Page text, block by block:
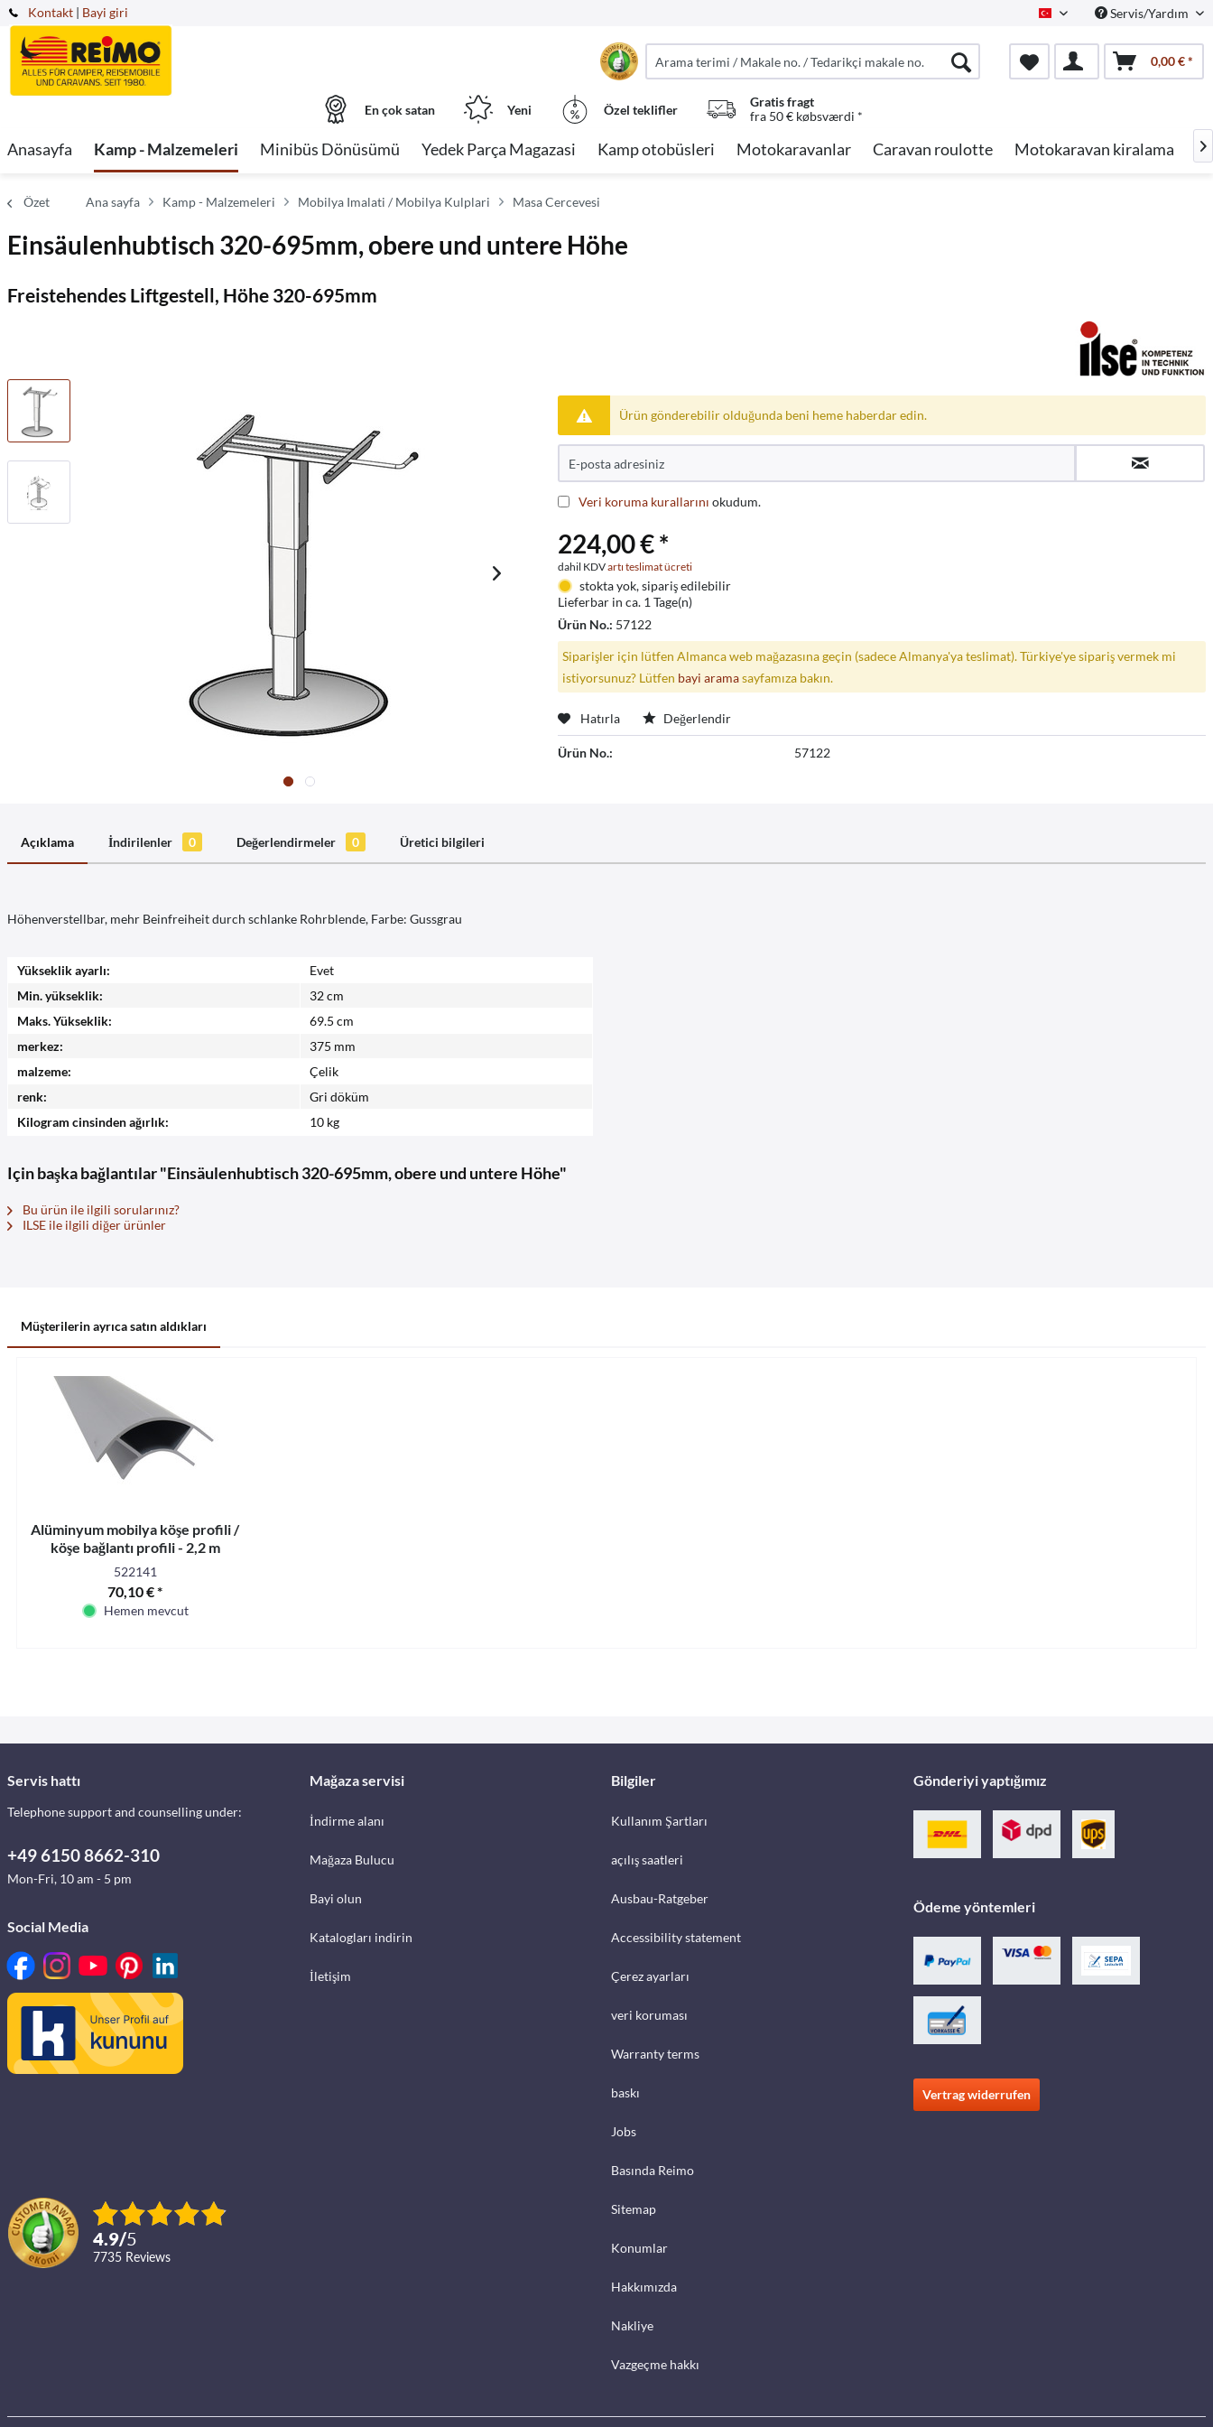
Kontakt Turkish Servis/Yardım
| Bayi giri
0,00 € *
En çok satan Yeni Özel teklifler
Gratis fragt
fra 50 € købsværdi *
Anasayfa Kamp - Malzemeleri Minibüs Dönüsümü Yedek Parça Magazasi Kamp otobüsleri Motokaravanlar Caravan roulotte Motokaravan kiralama 
Özet Ana sayfa Kamp - Malzemeleri Mobilya Imalati / Mobilya Kulplari Masa Cercevesi
Einsäulenhubtisch 320-695mm, obere und untere Höhe
Freistehendes Liftgestell, Höhe 320-695mm
Ürün gönderebilir olduğunda beni heme haberdar edin.
Veri koruma kurallarını okudum.
224,00 € *
dahil KDVartı teslimat ücreti
stokta yok, sipariş edilebilir
Lieferbar in ca. 1 Tage(n)
Ürün No.: 57122
Siparişler için lütfen Almanca web mağazasına geçin (sadece Almanya'ya teslimat). Türkiye'ye sipariş vermek mi
istiyorsunuz? Lütfen bayi aramasayfamıza bakın.
Hatırla Değerlendir
Ürün No.: 57122
Açıklama İndirilenler 0 Değerlendirmeler 0 Üretici bilgileri
Höhenverstellbar, mehr Beinfreiheit durch schlanke Rohrblende, Farbe: Gussgrau
Yükseklik ayarlı:
Evet
Min. yükseklik:
32 cm
Maks. Yükseklik:
69.5 cm
merkez:
375 mm
malzeme:
Çelik
renk:
Gri döküm
Kilogram cinsinden ağırlık:
10 kg
Için başka bağlantılar "Einsäulenhubtisch 320-695mm, obere und untere Höhe"
Bu ürün ile ilgili sorularınız?
ILSE ile ilgili diğer ürünler
Müşterilerin ayrıca satın aldıkları
Alüminyum mobilya köşe profili /
köşe bağlantı profili - 2,2 m
522141
70,10 € *
Hemen mevcut
Servis hattı
Telephone support and counselling under:
+49 6150 8662-310
Mon-Fri, 10 am - 5 pm
Social Media
4.9/5
7735 reviews
Mağaza servisi
İndirme alanı
Mağaza Bulucu
Bayi olun
Katalogları indirin
İletişim
Bilgiler
Kullanım Şartları
açılış saatleri
Ausbau-Ratgeber
Accessibility statement
Çerez ayarları
veri koruması
Warranty terms
baskı
Jobs
Basında Reimo
Sitemap
Konumlar
Hakkımızda
Nakliye
Vazgeçme hakkı
Gönderiyi yaptığımız
Ödeme yöntemleri
Vertrag widerrufen